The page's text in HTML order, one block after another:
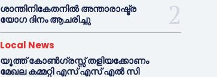
ശാന്തിനികേതനിൽ അന്താരാഷ്ട്ര
യോഗ ദിനം ആചരിച്ചു
Local News
യൂത്ത് കോൺഗ്രസ്സ് തളിയക്കോണം
മേഖല കമ്മറ്റി എസ് എസ് എൽ സി